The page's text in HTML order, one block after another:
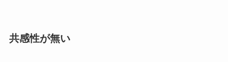
共感性が無い